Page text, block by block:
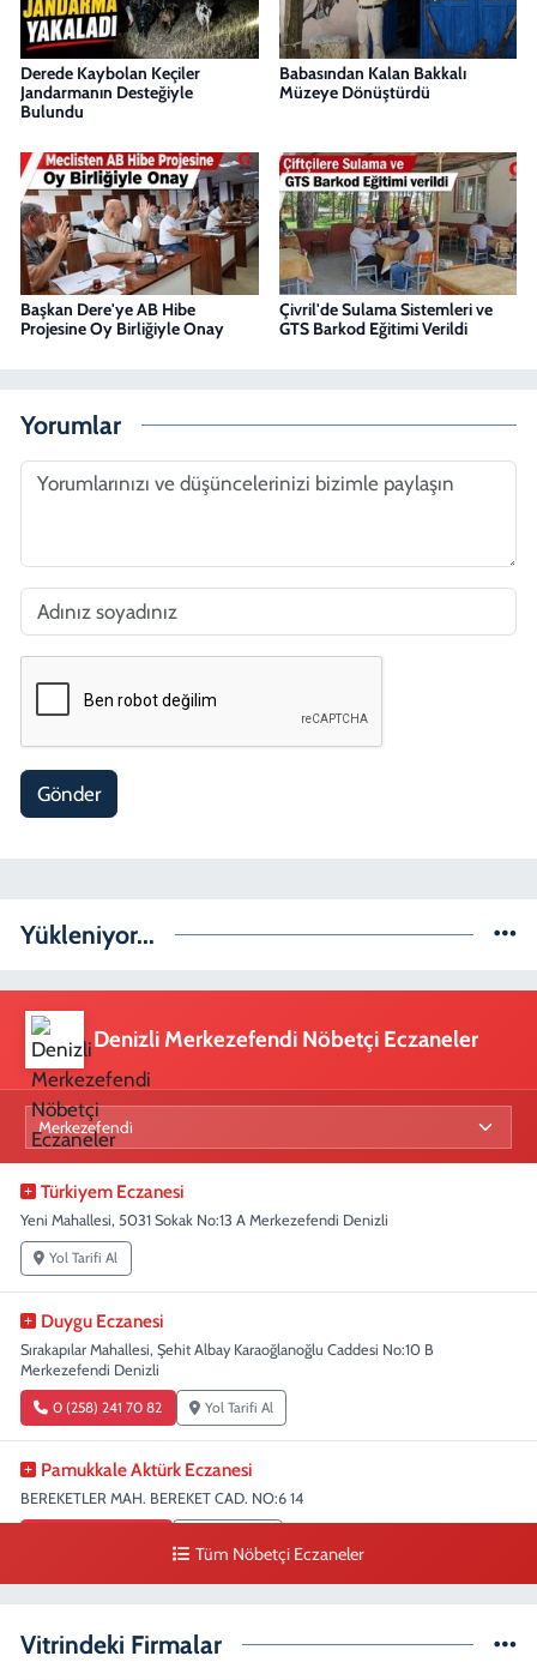
Derede Kaybolan Keçiler
Jandarmanın Desteğiyle
Bulundu
Babasından Kalan Bakkalı
Müzeye Dönüştürdü
Başkan Dere'ye AB Hibe
Projesine Oy Birliğiyle Onay
Çivril'de Sulama Sistemleri ve
GTS Barkod Eğitimi Verildi
Yorumlar
Gönder
Yükleniyor...
Denizli Merkezefendi Nöbetçi Eczaneler
Türkiyem Eczanesi
Yeni Mahallesi, 5031 Sokak No:13 A Merkezefendi Denizli
Yol Tarifi Al
Duygu Eczanesi
Sırakapılar Mahallesi, Şehit Albay Karaoğlanoğlu Caddesi No:10 B
Merkezefendi Denizli
0 (258) 241 70 82 Yol Tarifi Al
Pamukkale Aktürk Eczanesi
BEREKETLER MAH. BEREKET CAD. NO:6 14
Tüm Nöbetçi Eczaneler
Vitrindeki Firmalar